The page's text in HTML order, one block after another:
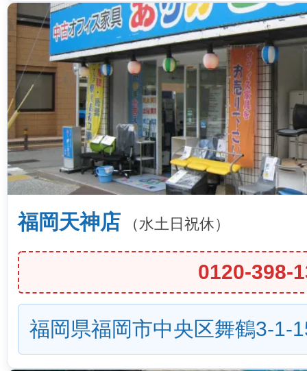
福岡天神店 （水土日祝休）
0120-398-
福岡県福岡市中央区舞鶴3-1-